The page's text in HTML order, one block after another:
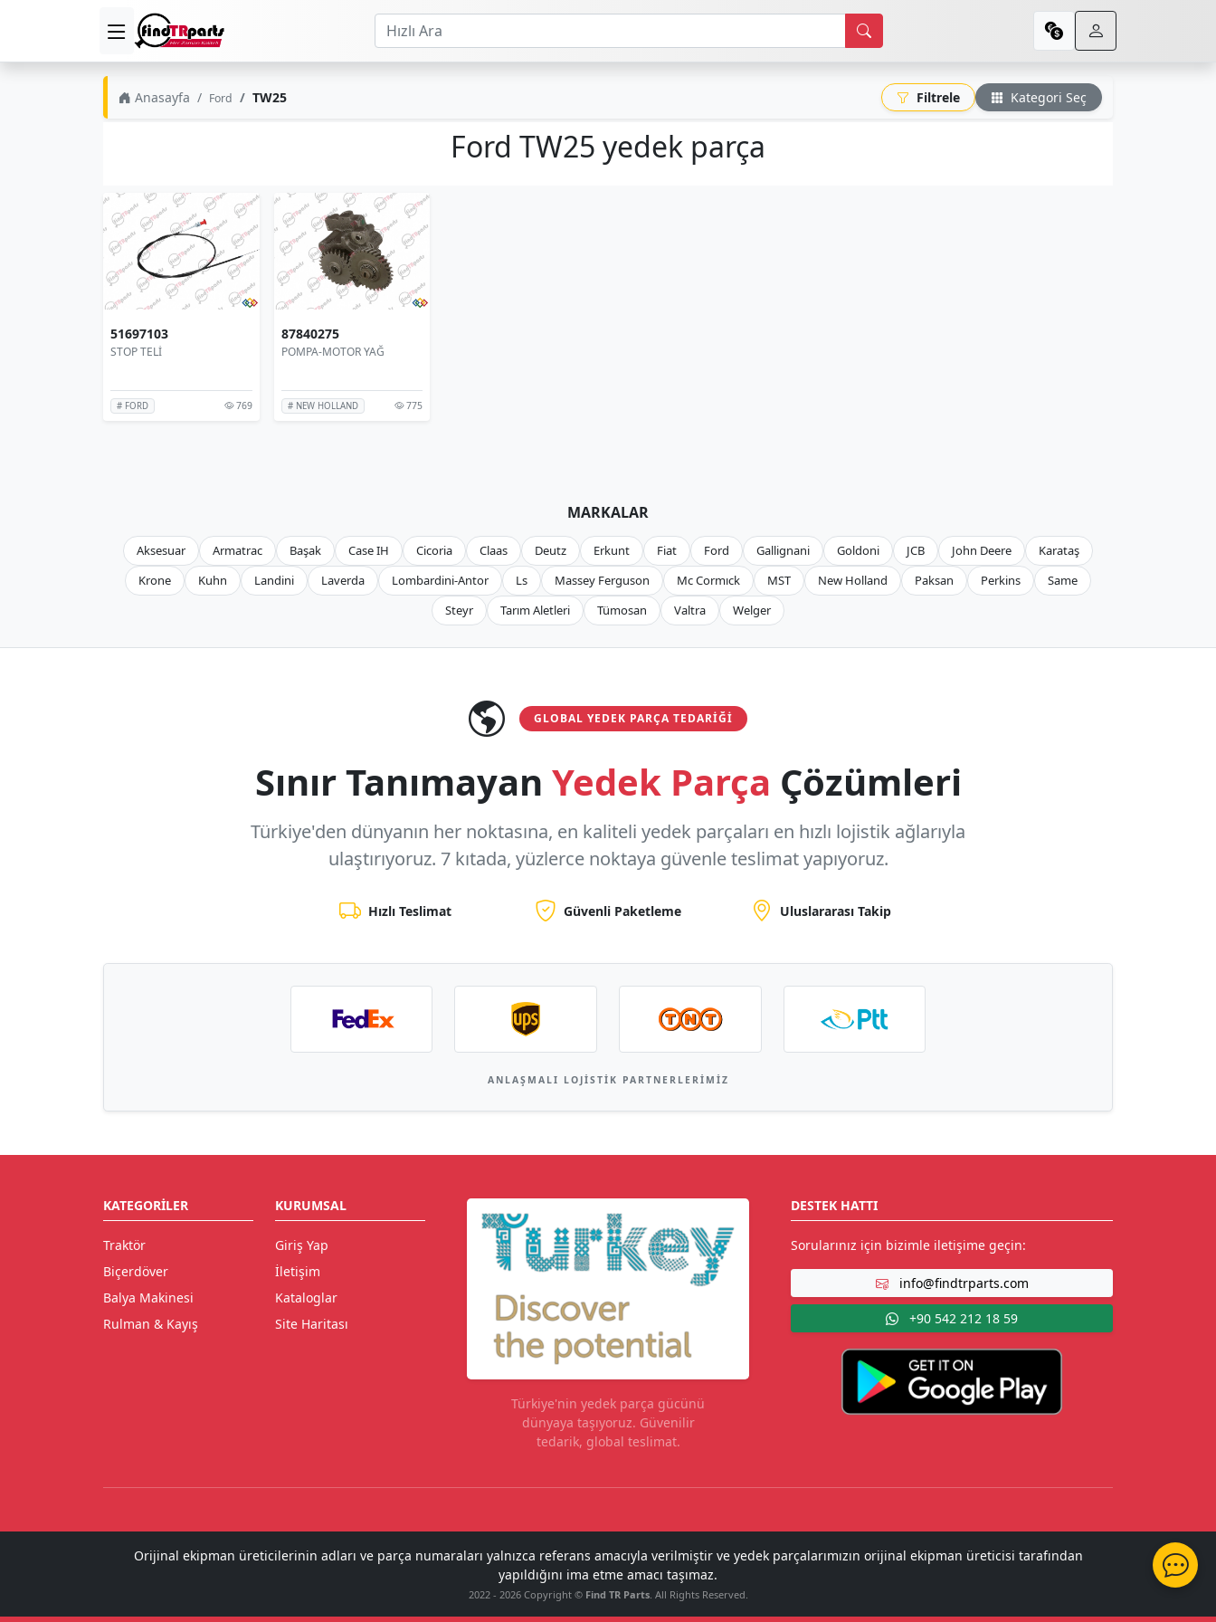
Anasayfa Ford TW25 Filtrele Kategori Seç
Ford TW25 yedek parça
51697103
STOP TELİ
# FORD 769
87840275
POMPA-MOTOR YAĞ
# NEW HOLLAND 775
MARKALAR
Aksesuar Armatrac Başak Case IH Cicoria Claas Deutz Erkunt Fiat Ford Gallignani Goldoni JCB John Deere
Karataş
Krone
Kuhn Landini Laverda Lombardini-Antor Ls Massey Ferguson Mc Cormıck MST New Holland Paksan Perkins
Same
Steyr
Tarım Aletleri Tümosan Valtra Welger
GLOBAL YEDEK PARÇA TEDARIĞI
Sınır Tanımayan Yedek Parça Çözümleri
Türkiye'den dünyanın her noktasına, en kaliteli yedek parçaları en hızlı lojistik ağlarıyla
ulaştırıyoruz. 7 kıtada, yüzlerce noktaya güvenle teslimat yapıyoruz.
Hızlı Teslimat Güvenli Paketleme Uluslararası Takip
ANLAŞMALI LOJISTIK PARTNERLERIMIZ
KATEGORILER
Traktör
Biçerdöver
Balya Makinesi
Rulman & Kayış
KURUMSAL
Giriş Yap
İletişim
Kataloglar
Site Haritası
Türkiye'nin yedek parça gücünü
dünyaya taşıyoruz. Güvenilir
tedarik, global teslimat.
DESTEK HATTI
Sorularınız için bizimle iletişime geçin:
info@findtrparts.com
+90 542 212 18 59
Orijinal ekipman üreticilerinin adları ve parça numaraları yalnızca referans amacıyla verilmiştir ve yedek parçalarımızın orijinal ekipman üreticisi tarafından
yapıldığını ima etme amacı taşımaz.
2022 - 2026 Copyright © Find TR Parts. All Rights Reserved.